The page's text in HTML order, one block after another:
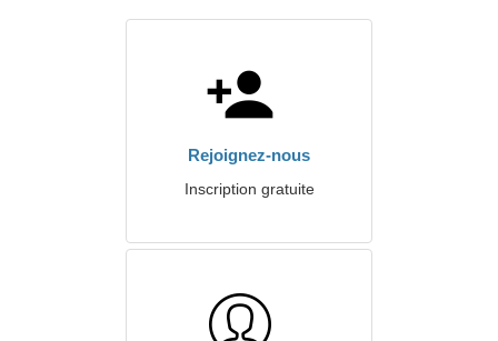
Rejoignez-nous
Inscription gratuite